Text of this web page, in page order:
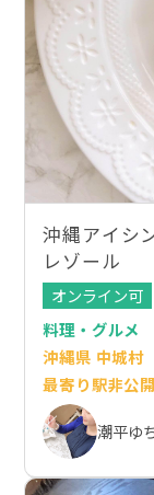
沖縄アイシ
レゾール
オンライン可
料理・グルメ
沖縄県 中城村
最寄り駅非公開
潮平ゆ